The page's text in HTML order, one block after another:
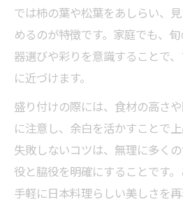
では柿の葉や松葉をあしらい、
めるのが特徴です。家庭でも、旬
器選びや彩りを意識することで
に近づけます。
盛り付けの際には、食材の高さ
に注意し、余白を活かすことで上
失敗しないコツは、無理に多く
役と脇役を明確にすることです
手軽に日本料理らしい美しさを再